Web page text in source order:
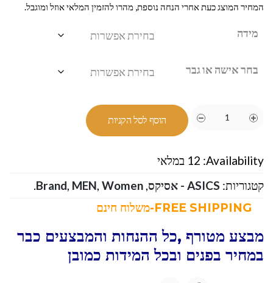
המחיר המוצג כעת אחרי הנחה נוספת, מהרו להזמין המלאי אוזל ומוגבל.
מידה
בחר אישה או גבר
הוסף לסל הקניות
Availability: 12 במלאי
קטגוריות: ASICS - אסיקס ,
Brand, MEN, Women
.
מבצע מטורף ,כל ההנחות והמבצעים כבר
במחיר בפנים ובכל המידות כמובן